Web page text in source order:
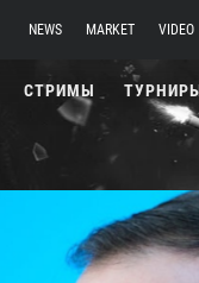
NEWS MARKET VIDEO
СТРИМЫ